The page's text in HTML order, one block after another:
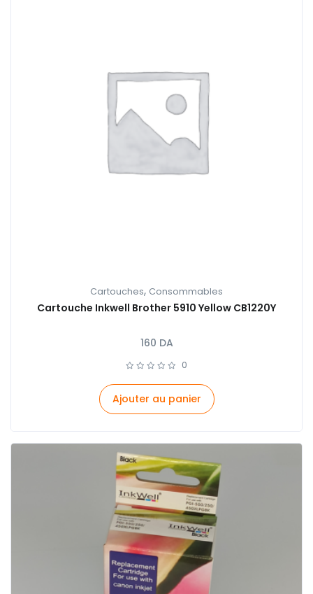
Cartouches, Consommables
Cartouche Inkwell Brother 5910 Yellow CB1220Y
160 DA
0
Ajouter au panier